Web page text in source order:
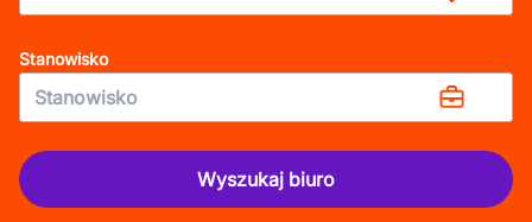
Stanowisko
Wyszukaj biuro